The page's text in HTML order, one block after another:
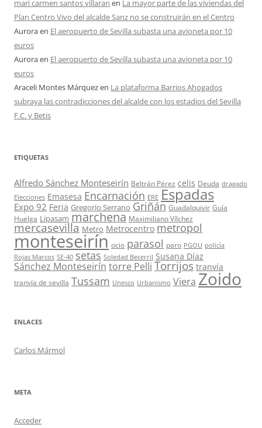
mari carmen santos villaran en La mayor parte de las viviendas del
Plan Centro Vivo del alcalde Sanz no se construirán en el Centro
Auroraen El aeropuerto de Sevilla subasta una avioneta por 10
euros
Auroraen El aeropuerto de Sevilla subasta una avioneta por 10
euros
Araceli Montes Márquezen La plataforma Barrios Ahogados
subraya las contradicciones del alcalde con los estadios del Sevilla
F.C. y Betis
ETIQUETAS
Alfredo Sánchez Monteseirín Beltrán Pérez celis Deuda dragado
Elecciones Emasesa Encarnación ERE Espadas
Expo 92 Feria Gregorio Serrano Griñán Guadalquivir Guía
Huelga Lipasam marchena Maximiliano Vílchez
mercasevilla Metro Metrocentro metropol
monteseirín ocio parasol paro PGOU policía
Rojas Marcos SE-40 setas Soledad Becerril Susana Díaz
Sánchez Monteseirín torre Pelli Torrijos tranvía
tranvía de sevilla Tussam Unesco Urbanismo Viera Zoido
ENLACES
Carlos Mármol
META
Acceder